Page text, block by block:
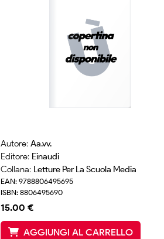
Autore: Aa.vv.
Editore: Einaudi
Collana: Letture Per La Scuola Media
EAN: 9788806495695
ISBN: 8806495690
15.00 €
AGGIUNGI AL CARRELLO